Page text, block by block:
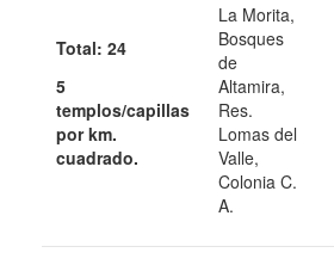
Total: 24
5
templos/capillas
por km.
cuadrado.
La Morita,
Bosques
de
Altamira,
Res.
Lomas del
Valle,
Colonia C.
A.